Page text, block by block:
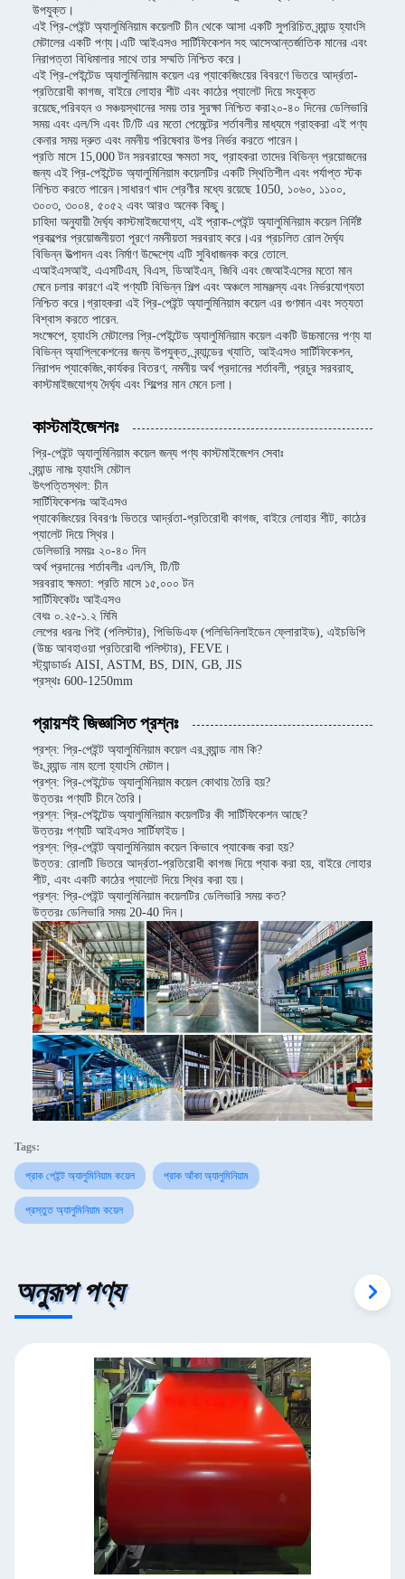
উপযুক্ত।
এই প্রি-পেইন্ট অ্যালুমিনিয়াম কয়েলটি চীন থেকে আসা একটি সুপরিচিত ব্র্যান্ড হ্যাংসি
মেটালের একটি পণ্য।এটি আইএসও সার্টিফিকেশন সহ আসেআন্তর্জাতিক মানের এবং
নিরাপত্তা বিধিমালার সাথে তার সম্মতি নিশ্চিত করে।
এই প্রি-পেইন্টেড অ্যালুমিনিয়াম কয়েল এর প্যাকেজিংয়ের বিবরণে ভিতরে আর্দ্রতা-
প্রতিরোধী কাগজ, বাইরে লোহার শীট এবং কাঠের প্যালেট দিয়ে সংযুক্ত
রয়েছে,পরিবহন ও সঞ্চয়স্থানের সময় তার সুরক্ষা নিশ্চিত করা২০-৪০ দিনের ডেলিভারি
সময় এবং এল/সি এবং টি/টি এর মতো পেমেন্টের শর্তাবলীর মাধ্যমে গ্রাহকরা এই পণ্য
কেনার সময় দ্রুত এবং নমনীয় পরিষেবার উপর নির্ভর করতে পারেন।
প্রতি মাসে 15,000 টন সরবরাহের ক্ষমতা সহ, গ্রাহকরা তাদের বিভিন্ন প্রয়োজনের
জন্য এই প্রি-পেইন্টেড অ্যালুমিনিয়াম কয়েলটির একটি স্থিতিশীল এবং পর্যাপ্ত স্টক
নিশ্চিত করতে পারেন।সাধারণ খাদ শ্রেণীর মধ্যে রয়েছে 1050, ১০৬০, ১১০০,
৩০০৩, ৩০০৪, ৫০৫২ এবং আরও অনেক কিছু।
চাহিদা অনুযায়ী দৈর্ঘ্য কাস্টমাইজযোগ্য, এই প্রাক-পেইন্ট অ্যালুমিনিয়াম কয়েল নির্দিষ্ট
প্রকল্পের প্রয়োজনীয়তা পূরণে নমনীয়তা সরবরাহ করে।এর প্রচলিত রোল দৈর্ঘ্য
বিভিন্ন উত্পাদন এবং নির্মাণ উদ্দেশ্যে এটি সুবিধাজনক করে তোলে.
এআইএসআই, এএসটিএম, বিএস, ডিআইএন, জিবি এবং জেআইএসের মতো মান
মেনে চলার কারণে এই পণ্যটি বিভিন্ন শিল্প এবং অঞ্চলে সামঞ্জস্য এবং নির্ভরযোগ্যতা
নিশ্চিত করে।গ্রাহকরা এই প্রি-পেইন্ট অ্যালুমিনিয়াম কয়েল এর গুণমান এবং সত্যতা
বিশ্বাস করতে পারেন.
সংক্ষেপে, হ্যাংসি মেটালের প্রি-পেইন্টেড অ্যালুমিনিয়াম কয়েল একটি উচ্চমানের পণ্য যা
বিভিন্ন অ্যাপ্লিকেশনের জন্য উপযুক্ত, ব্র্যান্ডের খ্যাতি, আইএসও সার্টিফিকেশন,
নিরাপদ প্যাকেজিং,কার্যকর বিতরণ, নমনীয় অর্থ প্রদানের শর্তাবলী, প্রচুর সরবরাহ,
কাস্টমাইজযোগ্য দৈর্ঘ্য এবং শিল্পের মান মেনে চলা।
কাস্টমাইজেশনঃ
প্রি-পেইন্ট অ্যালুমিনিয়াম কয়েল জন্য পণ্য কাস্টমাইজেশন সেবাঃ
ব্র্যান্ড নামঃ হ্যাংসি মেটাল
উৎপত্তিস্থল: চীন
সার্টিফিকেশনঃ আইএসও
প্যাকেজিংয়ের বিবরণঃ ভিতরে আর্দ্রতা-প্রতিরোধী কাগজ, বাইরে লোহার শীট, কাঠের
প্যালেট দিয়ে স্থির।
ডেলিভারি সময়ঃ ২০-৪০ দিন
অর্থ প্রদানের শর্তাবলীঃ এল/সি, টি/টি
সরবরাহ ক্ষমতা: প্রতি মাসে ১৫,০০০ টন
সার্টিফিকেটঃ আইএসও
বেধঃ ০.২৫-১.২ মিমি
লেপের ধরনঃ পিই (পলিস্টার), পিভিডিএফ (পলিভিনিলাইডেন ফ্লোরাইড), এইচডিপি
(উচ্চ আবহাওয়া প্রতিরোধী পলিস্টার), FEVE।
স্ট্যান্ডার্ডঃ AISI, ASTM, BS, DIN, GB, JIS
প্রস্থঃ 600-1250mm
প্রায়শই জিজ্ঞাসিত প্রশ্নঃ
প্রশ্ন: প্রি-পেইন্ট অ্যালুমিনিয়াম কয়েল এর ব্র্যান্ড নাম কি?
উঃ ব্র্যান্ড নাম হলো হ্যাংসি মেটাল।
প্রশ্ন: প্রি-পেইন্টেড অ্যালুমিনিয়াম কয়েল কোথায় তৈরি হয়?
উত্তরঃ পণ্যটি চীনে তৈরি।
প্রশ্ন: প্রি-পেইন্টেড অ্যালুমিনিয়াম কয়েলটির কী সার্টিফিকেশন আছে?
উত্তরঃ পণ্যটি আইএসও সার্টিফাইড।
প্রশ্ন: প্রি-পেইন্ট অ্যালুমিনিয়াম কয়েল কিভাবে প্যাকেজ করা হয়?
উত্তর: রোলটি ভিতরে আর্দ্রতা-প্রতিরোধী কাগজ দিয়ে প্যাক করা হয়, বাইরে লোহার
শীট, এবং একটি কাঠের প্যালেট দিয়ে স্থির করা হয়।
প্রশ্ন: প্রি-পেইন্ট অ্যালুমিনিয়াম কয়েলটির ডেলিভারি সময় কত?
উত্তরঃ ডেলিভারি সময় 20-40 দিন।
Tags:
প্রাক পেইন্ট অ্যালুমিনিয়াম কয়েল প্রাক আঁকা অ্যালুমিনিয়াম
প্রস্তুত অ্যালুমিনিয়াম কয়েল
অনুরূপ পণ্য